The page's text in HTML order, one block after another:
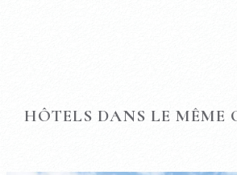
HÔTELS DANS LE MÊME